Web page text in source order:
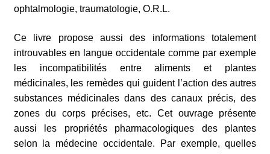
ophtalmologie, traumatologie, O.R.L.
Ce livre propose aussi des informations totalement
introuvables en langue occidentale comme par exemple
les incompatibilités entre aliments et plantes
médicinales, les remèdes qui guident l’action des autres
substances médicinales dans des canaux précis, des
zones du corps précises, etc. Cet ouvrage présente
aussi les propriétés pharmacologiques des plantes
selon la médecine occidentale. Par exemple, quelles